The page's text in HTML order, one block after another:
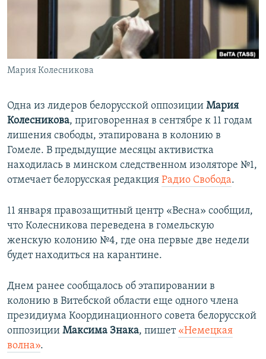
КРЫМ.НЕПОКОРЕННЫЙ
УКРАИНСКАЯ ПРОБЛЕМА КРЫМА
Мария Колесникова
Одна из лидеров белорусской оппозиции Мария
Колесникова, приговоренная в сентябре к 11 годам
лишения свободы, этапирована в колонию в
Гомеле. В предыдущие месяцы активистка
находилась в минском следственном изоляторе №1,
отмечает белорусская редакция Радио Свобода.
11 января правозащитный центр «Весна» сообщил,
что Колесникова переведена в гомельскую
женскую колонию №4, где она первые две недели
будет находиться на карантине.
Днем ранее сообщалось об этапировании в
колонию в Витебской области еще одного члена
президиума Координационного совета белорусской
оппозиции Максима Знака, пишет «Немецкая
волна».